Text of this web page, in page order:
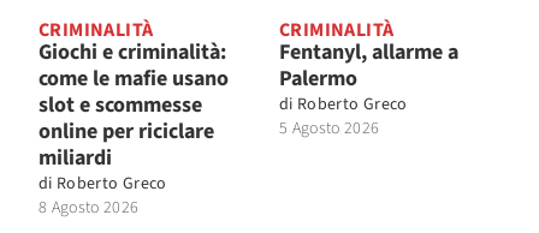
CRIMINALITÀ
Giochi e criminalità:
come le mafie usano
slot e scommesse
online per riciclare
miliardi
di Roberto Greco
8 Agosto 2026
CRIMINALITÀ
Fentanyl, allarme a
Palermo
di Roberto Greco
5 Agosto 2026